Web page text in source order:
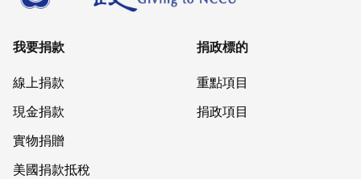
我要捐款
線上捐款
現金捐款
實物捐贈
美國捐款抵稅
捐政標的
重點項目
捐政項目